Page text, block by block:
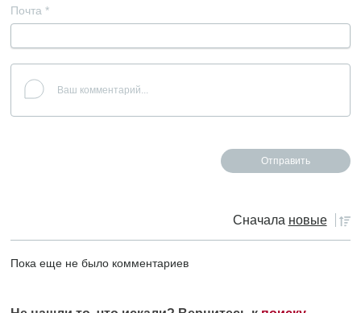
Почта *
Сначала новые
Пока еще не было комментариев